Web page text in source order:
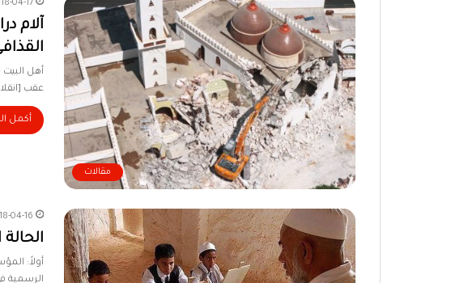
مقالات
04-17
آلام
أهل
عقب [انقلاب] ثورة
أكمل
04-16
الحالة
أولاً:
الرسمية